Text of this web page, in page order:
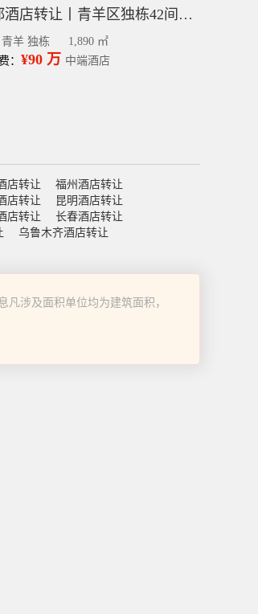
成都酒店转让丨青羊区独栋42间客房宽窄巷子商圈
羊 独栋
1,890 ㎡
： ¥90 万 中端酒店
店转让
福州酒店转让
店转让
昆明酒店转让
店转让
长春酒店转让
乌鲁木齐酒店转让
涉及面积单位均为建筑面积，